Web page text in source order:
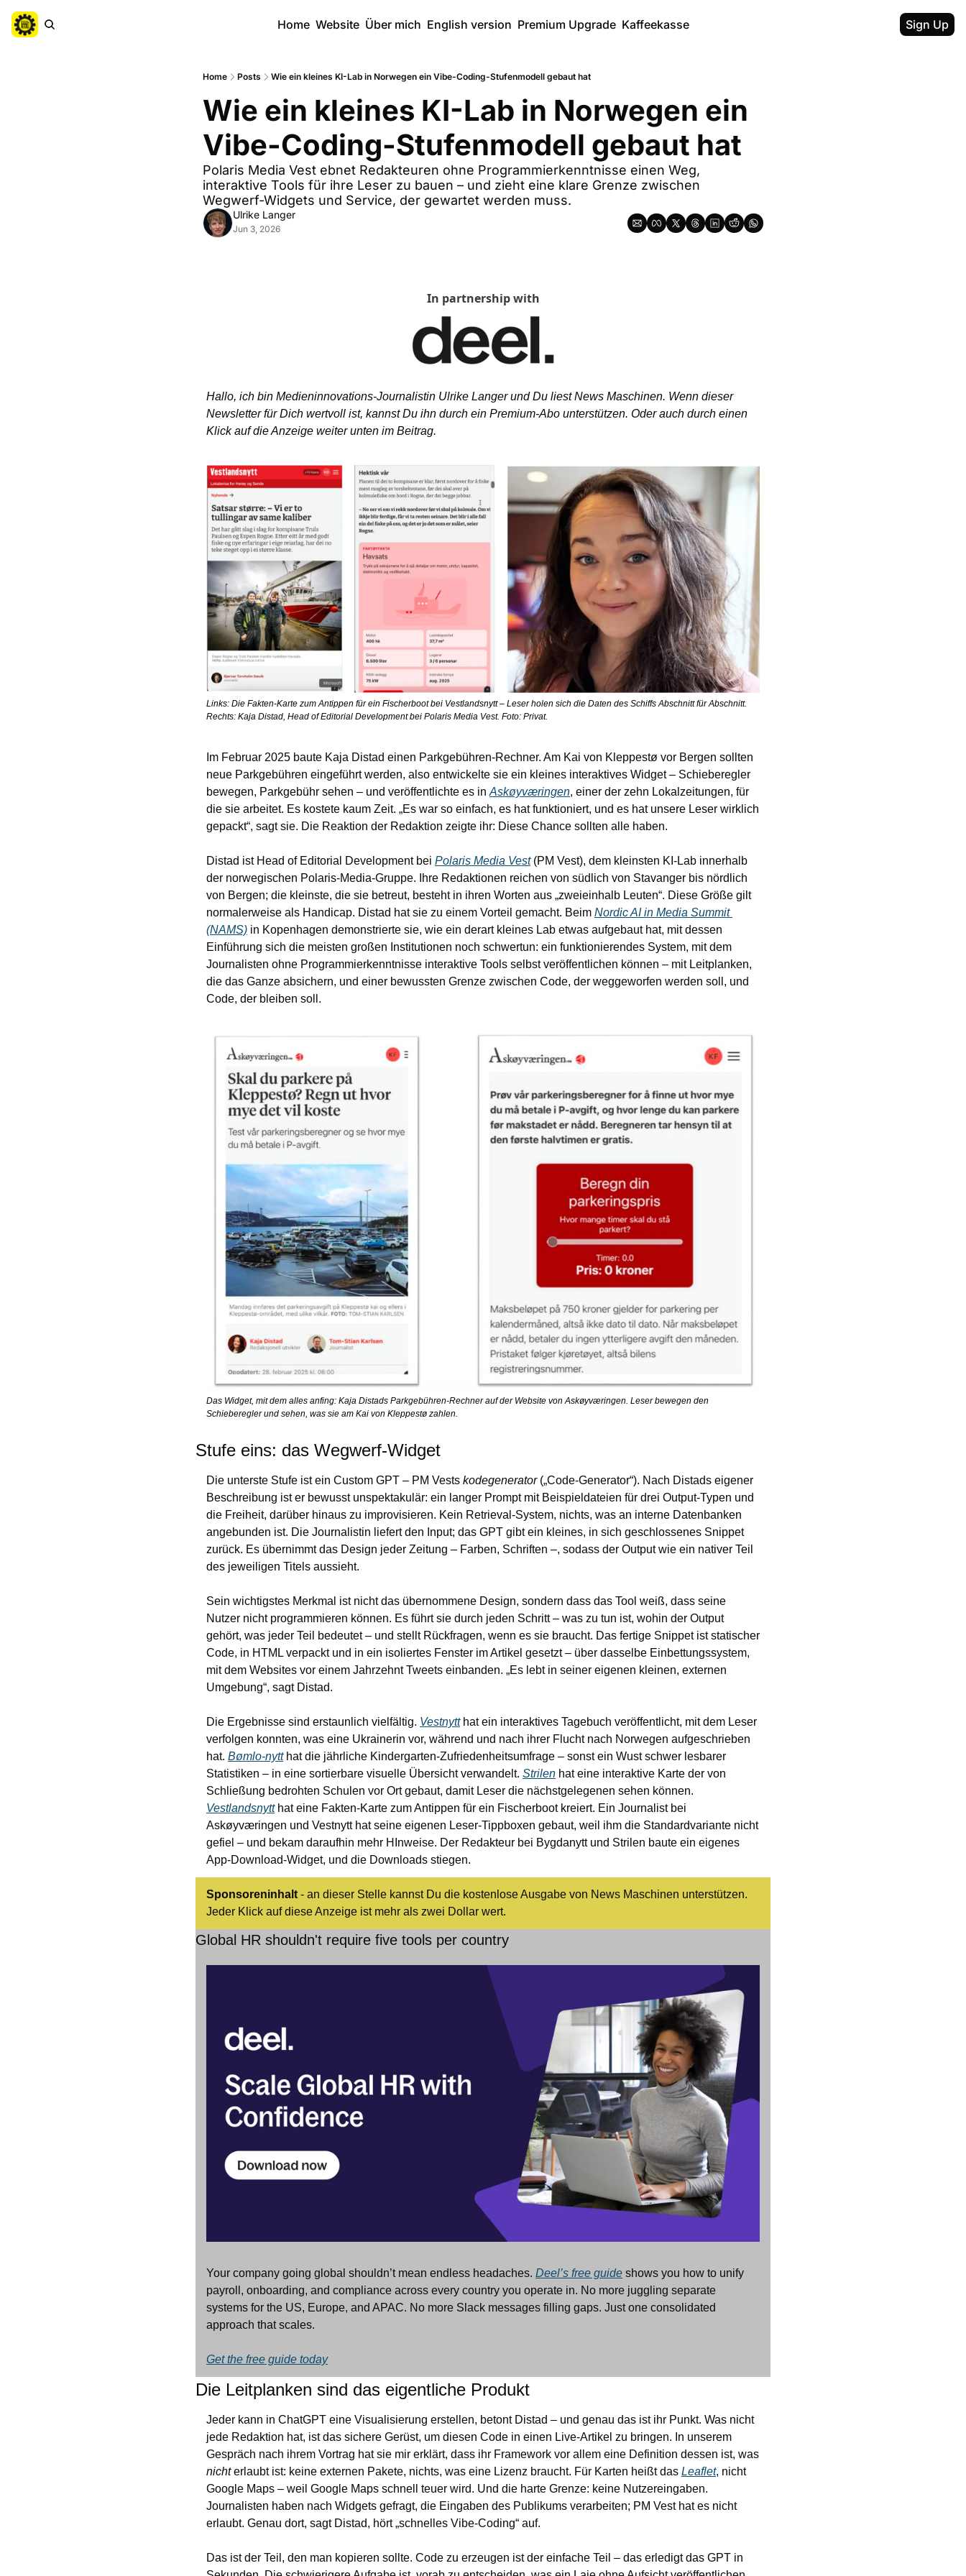
Home Website Über mich English version Premium Upgrade Kaffeekasse Sign Up
Home Posts Wie ein kleines KI-Lab in Norwegen ein Vibe-Coding-Stufenmodell gebaut hat
Wie ein kleines KI-Lab in Norwegen ein
Vibe-Coding-Stufenmodell gebaut hat
Polaris Media Vest ebnet Redakteuren ohne Programmierkenntnisse einen Weg,
interaktive Tools für ihre Leser zu bauen – und zieht eine klare Grenze zwischen
Wegwerf-Widgets und Service, der gewartet werden muss.
Ulrike Langer
Jun 3, 2026
In partnership with
Hallo, ich bin Medieninnovations-Journalistin Ulrike Langer und Du liest News Maschinen. Wenn dieser
Newsletter für Dich wertvoll ist, kannst Du ihn durch ein Premium-Abo unterstützen. Oder auch durch einen
Klick auf die Anzeige weiter unten im Beitrag.
Links: Die Fakten-Karte zum Antippen für ein Fischerboot bei Vestlandsnytt – Leser holen sich die Daten des Schiffs Abschnitt für Abschnitt.
Rechts: Kaja Distad, Head of Editorial Development bei Polaris Media Vest. Foto: Privat.
Im Februar 2025 baute Kaja Distad einen Parkgebühren-Rechner. Am Kai von Kleppestø vor Bergen sollten
neue Parkgebühren eingeführt werden, also entwickelte sie ein kleines interaktives Widget – Schieberegler
bewegen, Parkgebühr sehen – und veröffentlichte es in Askøyværingen, einer der zehn Lokalzeitungen, für
die sie arbeitet. Es kostete kaum Zeit. „Es war so einfach, es hat funktioniert, und es hat unsere Leser wirklich
gepackt“, sagt sie. Die Reaktion der Redaktion zeigte ihr: Diese Chance sollten alle haben.
Distad ist Head of Editorial Development bei Polaris Media Vest (PM Vest), dem kleinsten KI-Lab innerhalb
der norwegischen Polaris-Media-Gruppe. Ihre Redaktionen reichen von südlich von Stavanger bis nördlich
von Bergen; die kleinste, die sie betreut, besteht in ihren Worten aus „zweieinhalb Leuten“. Diese Größe gilt
normalerweise als Handicap. Distad hat sie zu einem Vorteil gemacht. Beim Nordic AI in Media Summit
(NAMS) in Kopenhagen demonstrierte sie, wie ein derart kleines Lab etwas aufgebaut hat, mit dessen
Einführung sich die meisten großen Institutionen noch schwertun: ein funktionierendes System, mit dem
Journalisten ohne Programmierkenntnisse interaktive Tools selbst veröffentlichen können – mit Leitplanken,
die das Ganze absichern, und einer bewussten Grenze zwischen Code, der weggeworfen werden soll, und
Code, der bleiben soll.
Das Widget, mit dem alles anfing: Kaja Distads Parkgebühren-Rechner auf der Website von Askøyværingen. Leser bewegen den
Schieberegler und sehen, was sie am Kai von Kleppestø zahlen.
Stufe eins: das Wegwerf-Widget
Die unterste Stufe ist ein Custom GPT – PM Vests kodegenerator („Code-Generator“). Nach Distads eigener
Beschreibung ist er bewusst unspektakulär: ein langer Prompt mit Beispieldateien für drei Output-Typen und
die Freiheit, darüber hinaus zu improvisieren. Kein Retrieval-System, nichts, was an interne Datenbanken
angebunden ist. Die Journalistin liefert den Input; das GPT gibt ein kleines, in sich geschlossenes Snippet
zurück. Es übernimmt das Design jeder Zeitung – Farben, Schriften –, sodass der Output wie ein nativer Teil
des jeweiligen Titels aussieht.
Sein wichtigstes Merkmal ist nicht das übernommene Design, sondern dass das Tool weiß, dass seine
Nutzer nicht programmieren können. Es führt sie durch jeden Schritt – was zu tun ist, wohin der Output
gehört, was jeder Teil bedeutet – und stellt Rückfragen, wenn es sie braucht. Das fertige Snippet ist statischer
Code, in HTML verpackt und in ein isoliertes Fenster im Artikel gesetzt – über dasselbe Einbettungssystem,
mit dem Websites vor einem Jahrzehnt Tweets einbanden. „Es lebt in seiner eigenen kleinen, externen
Umgebung“, sagt Distad.
Die Ergebnisse sind erstaunlich vielfältig. Vestnytt hat ein interaktives Tagebuch veröffentlicht, mit dem Leser
verfolgen konnten, was eine Ukrainerin vor, während und nach ihrer Flucht nach Norwegen aufgeschrieben
hat. Bømlo-nytt hat die jährliche Kindergarten-Zufriedenheitsumfrage – sonst ein Wust schwer lesbarer
Statistiken – in eine sortierbare visuelle Übersicht verwandelt. Strilen hat eine interaktive Karte der von
Vestlandsnytt hat eine Fakten-Karte zum Antippen für ein Fischerboot kreiert. Ein Journalist bei
Askøyværingen und Vestnytt hat seine eigenen Leser-Tippboxen gebaut, weil ihm die Standardvariante nicht
gefiel – und bekam daraufhin mehr HInweise. Der Redakteur bei Bygdanytt und Strilen baute ein eigenes
App-Download-Widget, und die Downloads stiegen.
Sponsoreninhalt - an dieser Stelle kannst Du die kostenlose Ausgabe von News Maschinen unterstützen.
Jeder Klick auf diese Anzeige ist mehr als zwei Dollar wert.
Global HR shouldn't require five tools per country
Your company going global shouldn’t mean endless headaches. Deel’s free guide shows you how to unify
payroll, onboarding, and compliance across every country you operate in. No more juggling separate
systems for the US, Europe, and APAC. No more Slack messages filling gaps. Just one consolidated
approach that scales.
Get the free guide today
Die Leitplanken sind das eigentliche Produkt
Jeder kann in ChatGPT eine Visualisierung erstellen, betont Distad – und genau das ist ihr Punkt. Was nicht
jede Redaktion hat, ist das sichere Gerüst, um diesen Code in einen Live-Artikel zu bringen. In unserem
nicht erlaubt ist: keine externen Pakete, nichts, was eine Lizenz braucht. Für Karten heißt das Leaflet, nicht
Google Maps – weil Google Maps schnell teuer wird. Und die harte Grenze: keine Nutzereingaben.
Journalisten haben nach Widgets gefragt, die Eingaben des Publikums verarbeiten; PM Vest hat es nicht
erlaubt. Genau dort, sagt Distad, hört „schnelles Vibe-Coding“ auf.
Das ist der Teil, den man kopieren sollte. Code zu erzeugen ist der einfache Teil – das erledigt das GPT in